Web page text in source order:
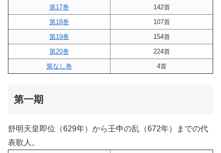
第17巻
142首
第18巻
107首
第19巻
154首
第20巻
224首
第なし巻
4首
第一期
舒明天皇即位（629年）から壬申の乱（672年）までの代
表歌人。